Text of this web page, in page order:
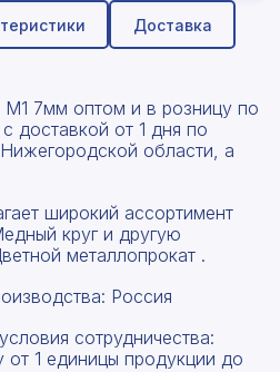
Доставка
7мм оптом и в розницу по
доставкой от 1 дня по
области, а
широкий ассортимент
круг и другую
металлопрокат .
Россия
сотрудничества:
1 единицы продукции до